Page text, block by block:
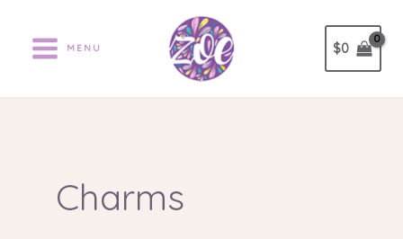
contenido
MENU $0
Charms